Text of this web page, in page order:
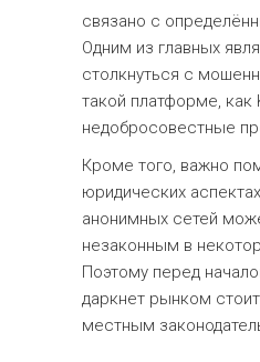
связано с
Одним из главных
столкнуться с
такой платформе, как
недобросовестные
Кроме того, важно
юридических
анонимных сетей
незаконным в
Поэтому перед
даркнет рынком
местным